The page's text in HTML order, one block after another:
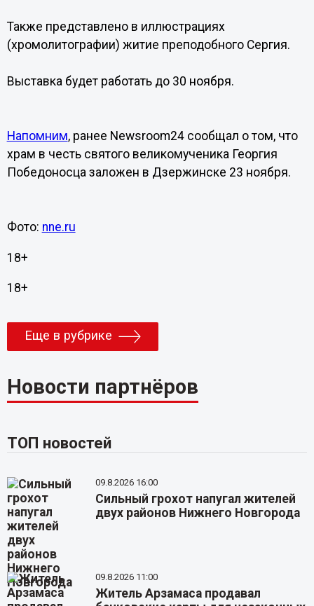
Также представлено в иллюстрациях
(хромолитографии) житие преподобного Сергия.
Выставка будет работать до 30 ноября.
Напомним, ранее Newsroom24 сообщал о том, что
храм в честь святого великомученика Георгия
Победоносца заложен в Дзержинске 23 ноября.
Фото: nne.ru
18+
18+
Еще в рубрике
Новости партнёров
ТОП новостей
09.8.2026 16:00
Сильный грохот напугал жителей
двух районов Нижнего Новгорода
09.8.2026 11:00
Житель Арзамаса продавал